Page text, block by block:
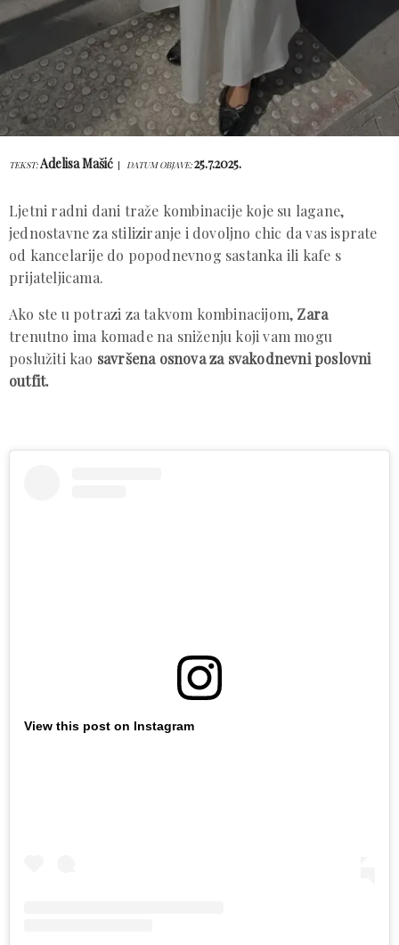
TEKST:Adelisa Mašić DATUM OBJAVE:25.7.2025.
Ljetni radni dani traže kombinacije koje su lagane,
jednostavne za stiliziranje i dovoljno chic da vas isprate
od kancelarije do popodnevnog sastanka ili kafe s
prijateljicama.
Ako ste u potrazi za takvom kombinacijom, Zara
trenutno ima komade na sniženju koji vam mogu
poslužiti kao savršena osnova za svakodnevni poslovni
outfit.
View this post on Instagram